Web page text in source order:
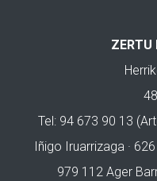
Tel: 94 673 90 13
Iñigo Iruarrizaga ·
979 112 Ager